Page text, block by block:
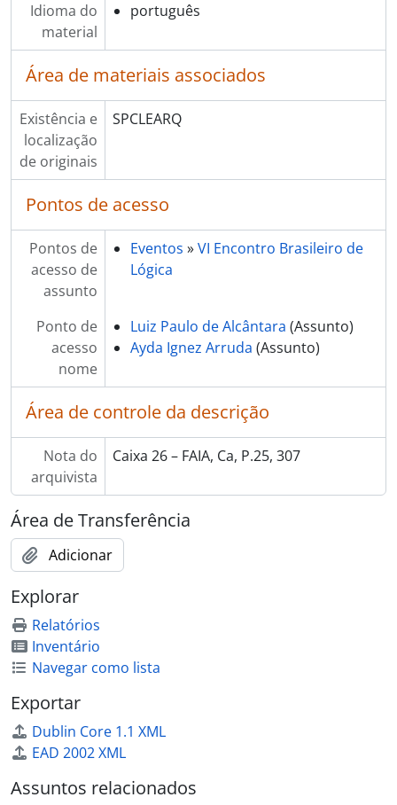
Idioma do
material
português
Área de materiais associados
Existência e
localização
de originais
SPCLEARQ
Pontos de acesso
Pontos de
acesso de
assunto
Eventos »VI Encontro Brasileiro de
Lógica
Ponto de
acesso
nome
Luiz Paulo de Alcântara (Assunto)
Ayda Ignez Arruda (Assunto)
Área de controle da descrição
Nota do
arquivista
Caixa 26 – FAIA, Ca, P.25, 307
Área de Transferência
Adicionar
Explorar
Relatórios
Inventário
Navegar como lista
Exportar
Dublin Core 1.1 XML
EAD 2002 XML
Assuntos relacionados